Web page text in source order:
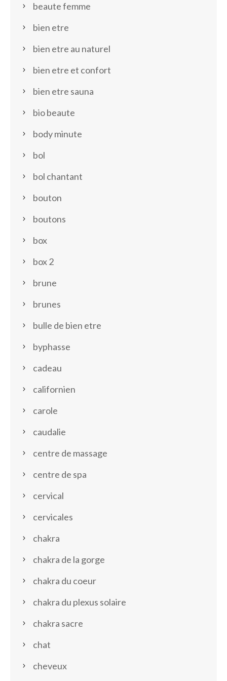
beaute femme
bien etre
bien etre au naturel
bien etre et confort
bien etre sauna
bio beaute
body minute
bol
bol chantant
bouton
boutons
box
box 2
brune
brunes
bulle de bien etre
byphasse
cadeau
californien
carole
caudalie
centre de massage
centre de spa
cervical
cervicales
chakra
chakra de la gorge
chakra du coeur
chakra du plexus solaire
chakra sacre
chat
cheveux